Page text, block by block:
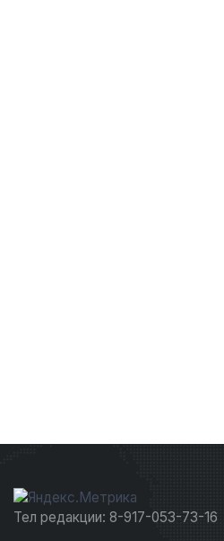
Тел редакции: 8-917-053-73-16